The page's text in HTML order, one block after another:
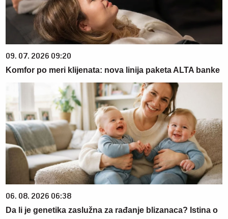
09. 07. 2026 09:20
Komfor po meri klijenata: nova linija paketa ALTA banke
06. 08. 2026 06:38
Da li je genetika zaslužna za rađanje blizanaca? Istina o